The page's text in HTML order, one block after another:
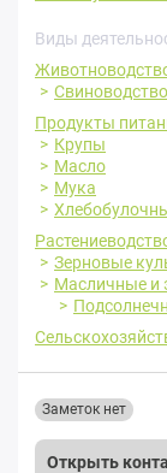
Виды
Свиноводство
Продукты
Крупы
Масло
Мука
Зерновые
Масличные и
Открыть
Заметок нет